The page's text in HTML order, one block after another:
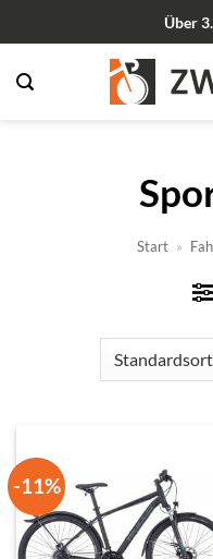
Inhalt
springen
Über
Start »
-11%